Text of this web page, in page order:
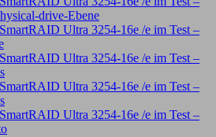
drive-Ebene
Ultra 3254-16e /e im Test –
Ultra 3254-16e /e im Test –
Ultra 3254-16e /e im Test –
Ultra 3254-16e /e im Test –